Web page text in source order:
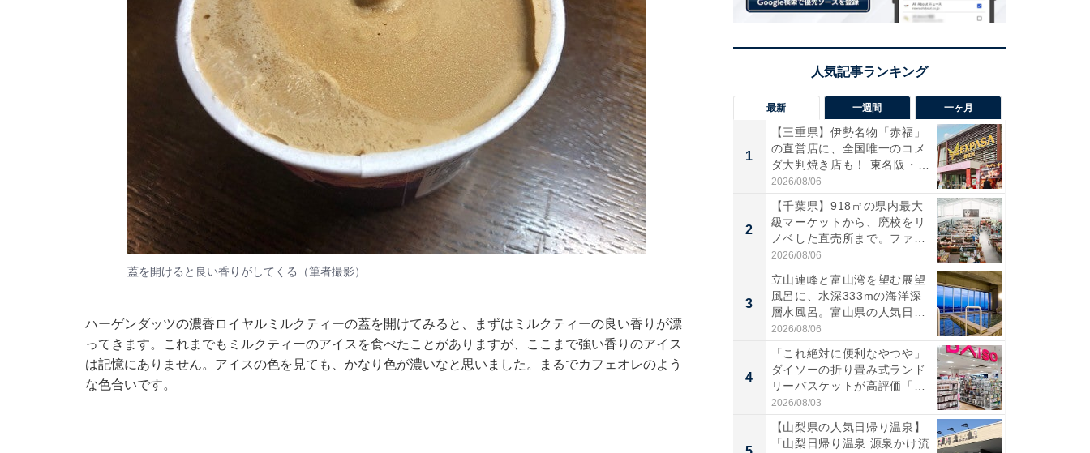
蓋を開けると良い香りがしてくる（筆者撮影）
ハーゲンダッツの濃香ロイヤルミルクティーの蓋を開けてみると、まずはミルクティーの良い香りが漂
ってきます。これまでもミルクティーのアイスを食べたことがありますが、ここまで強い香りのアイス
は記憶にありません。アイスの色を見ても、かなり色が濃いなと思いました。まるでカフェオレのよう
な色合いです。
最新 一週間 一ヶ月
1
【三重県】伊勢名物「赤福」
の直営店に、全国唯一のコメ
ダ大判焼き店も！ 東名阪・
伊...
2026/08/06
2
【千葉県】918㎡の県内最大
級マーケットから、廃校をリ
ノベした直売所まで。ファ
ー...
2026/08/06
3
立山連峰と富山湾を望む展望
風呂に、水深333mの海洋深
層水風呂。富山県の人気日
帰...
2026/08/06
4
「これ絶対に便利なやつや」
ダイソーの折り畳み式ランド
リーバスケットが高評価「使
わ...
2026/08/03
【山梨県の人気日帰り温泉】
「山梨日帰り温泉 源泉かけ流